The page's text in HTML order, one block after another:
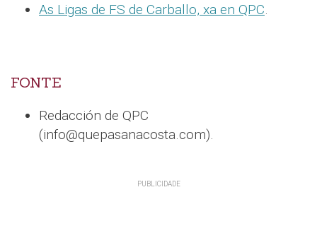
As Ligas de FS de Carballo, xa en QPC.
FONTE
Redacción de QPC
(info@quepasanacosta.com).